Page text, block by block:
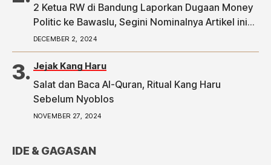
2 Ketua RW di Bandung Laporkan Dugaan Money
Politic ke Bawaslu, Segini Nominalnya Artikel ini
telah tayang di Tribunpriangan.com dengan judul
2 Ketua RW di Bandung Laporkan Dugaan Money
Politic ke Bawaslu, Segini Nominalnya,
https://priangan.tribunnews.com/2024/11/30/2-
ketua-rw-di-bandung-laporkan-dugaan-money-
DECEMBER 2, 2024
Jejak Kang Haru
Salat dan Baca Al-Quran, Ritual Kang Haru
Sebelum Nyoblos
NOVEMBER 27, 2024
IDE & GAGASAN